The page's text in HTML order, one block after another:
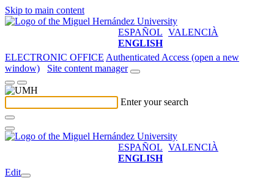
Skip to main content
ESPAÑOL VALENCIÀ
ENGLISH
ELECTRONIC OFFICE Authenticated Access (open a new
window)
Site content manager
Enter your search
ESPAÑOL VALENCIÀ
ENGLISH
Edit